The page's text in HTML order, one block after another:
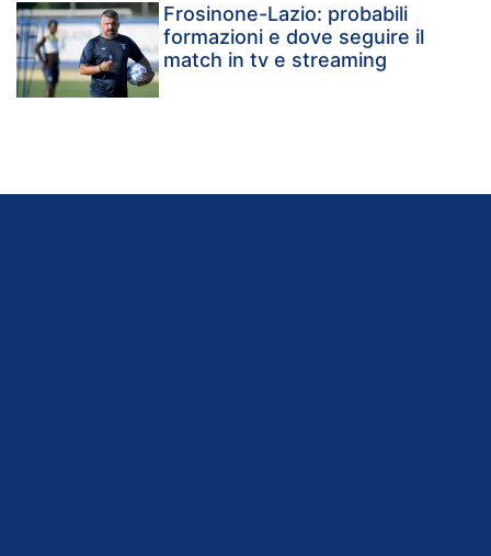
Frosinone-Lazio: probabili
formazioni e dove seguire il
match in tv e streaming